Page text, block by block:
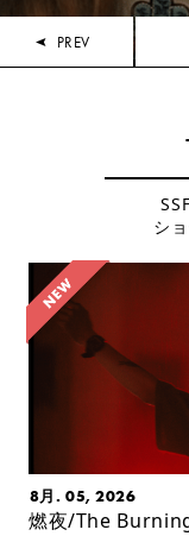
PREV
シ
8月. 05, 2026
燃夜/The